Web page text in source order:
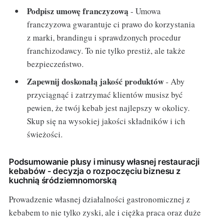
Podpisz umowę franczyzową - Umowa
franczyzowa gwarantuje ci prawo do korzystania
z marki, brandingu i sprawdzonych procedur
franchizodawcy. To nie tylko prestiż, ale także
bezpieczeństwo.
Zapewnij doskonałą jakość produktów- Aby
przyciągnąć i zatrzymać klientów musisz być
pewien, że twój kebab jest najlepszy w okolicy.
Skup się na wysokiej jakości składników i ich
świeżości.
Podsumowanie plusy i minusy własnej restauracji
kebabów - decyzja o rozpoczęciu biznesu z
kuchnią śródziemnomorską
Prowadzenie własnej działalności gastronomicznej z
kebabem to nie tylko zyski, ale i ciężka praca oraz duże